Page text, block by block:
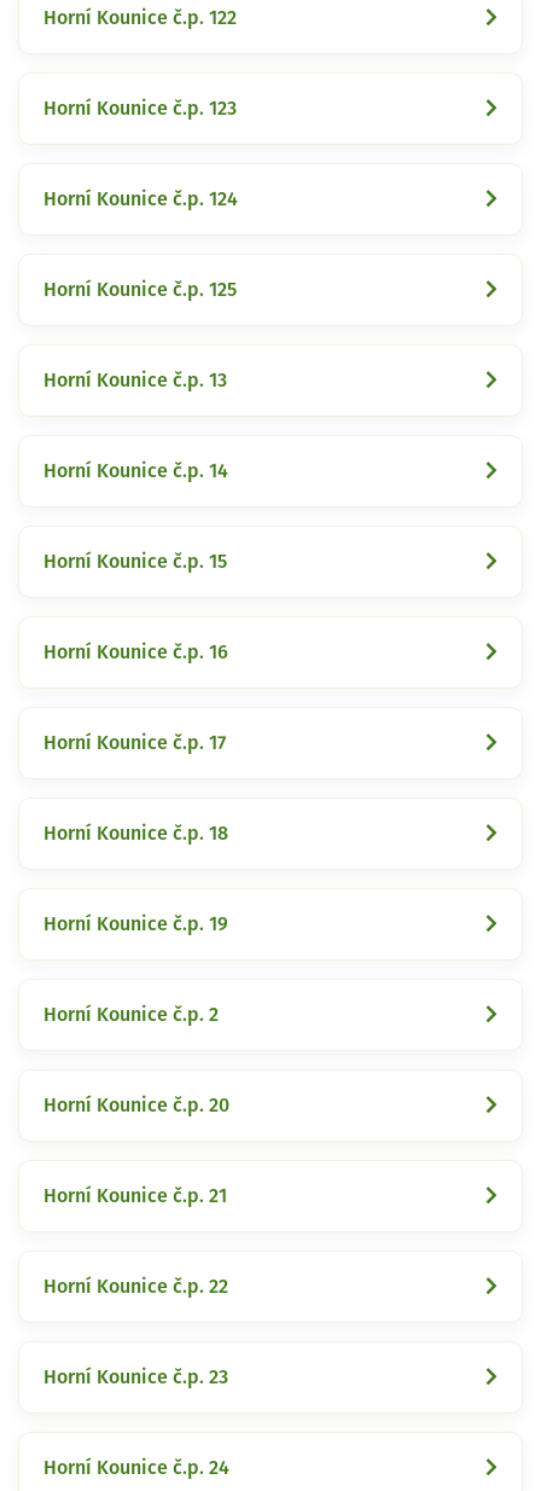
Horní Kounice č.p. 122
Horní Kounice č.p. 123
Horní Kounice č.p. 124
Horní Kounice č.p. 125
Horní Kounice č.p. 13
Horní Kounice č.p. 14
Horní Kounice č.p. 15
Horní Kounice č.p. 16
Horní Kounice č.p. 17
Horní Kounice č.p. 18
Horní Kounice č.p. 19
Horní Kounice č.p. 2
Horní Kounice č.p. 20
Horní Kounice č.p. 21
Horní Kounice č.p. 22
Horní Kounice č.p. 23
Horní Kounice č.p. 24